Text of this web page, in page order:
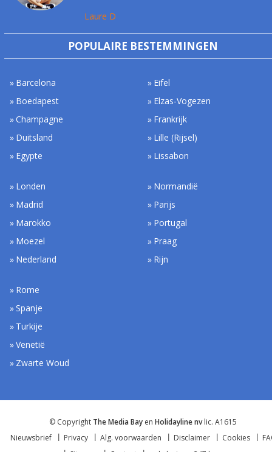
Laure D
POPULAIRE BESTEMMINGEN
Barcelona
Boedapest
Champagne
Duitsland
Egypte
Eifel
Elzas-Vogezen
Frankrijk
Lille (Rijsel)
Lissabon
Londen
Madrid
Marokko
Moezel
Nederland
Normandië
Parijs
Portugal
Praag
Rijn
Rome
Spanje
Turkije
Venetië
Zwarte Woud
© Copyright The Media Bay en Holidayline nvlic. A1615
Nieuwsbrief
Privacy Alg. voorwaarden Disclaimer Cookies